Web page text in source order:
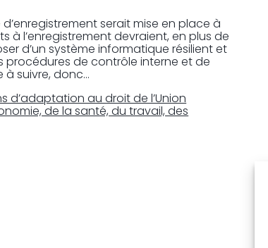
serait mise en place à
à l’enregistrement devraient, en plus de
d’un système informatique résilient et
procédures de contrôle interne et de
à suivre, donc…
d’adaptation au droit de l’Union
de la santé, du travail, des